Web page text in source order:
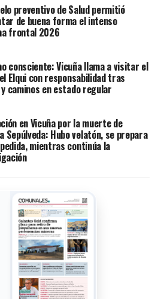
preventivo de Salud permitió
de buena forma el intenso
frontal 2026
consciente: Vicuña llama a visitar el
Elqui con responsabilidad tras
caminos en estado regular
en Vicuña por la muerte de
Sepúlveda: Hubo velatón, se prepara
mientras continúa la